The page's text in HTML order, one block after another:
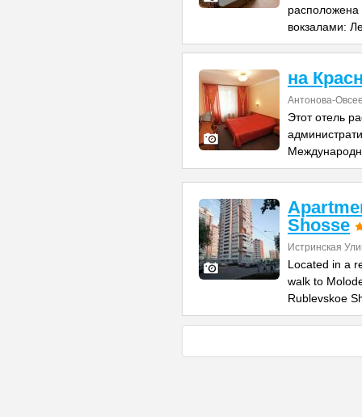
вокзалами:
на
Антонова-
Этот отель
Shosse
Истринская
Located in a
walk to
Rublevskoe